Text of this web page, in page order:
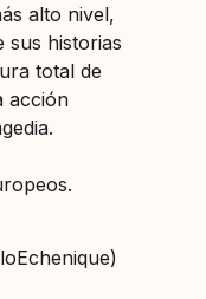
alto nivel,
sus historias
total de
acción